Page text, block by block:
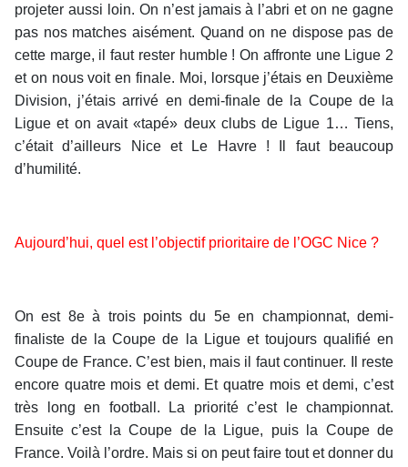
projeter aussi loin. On n’est jamais à l’abri et on ne gagne
pas nos matches aisément. Quand on ne dispose pas de
cette marge, il faut rester humble ! On affronte une Ligue 2
et on nous voit en finale. Moi, lorsque j’étais en Deuxième
Division, j’étais arrivé en demi-finale de la Coupe de la
Ligue et on avait «tapé» deux clubs de Ligue 1… Tiens,
c’était d’ailleurs Nice et Le Havre ! Il faut beaucoup
d’humilité.
Aujourd’hui, quel est l’objectif prioritaire de l’OGC Nice ?
On est 8e à trois points du 5e en championnat, demi-
finaliste de la Coupe de la Ligue et toujours qualifié en
Coupe de France. C’est bien, mais il faut continuer. Il reste
encore quatre mois et demi. Et quatre mois et demi, c’est
très long en football. La priorité c’est le championnat.
Ensuite c’est la Coupe de la Ligue, puis la Coupe de
France. Voilà l’ordre. Mais si on peut faire tout et donner du